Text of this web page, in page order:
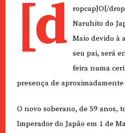
[d
ropcap]O[/
Naruhito do
Maio devido à
seu pai, será
feira numa
presença de
O novo soberano, de 59 anos,
Imperador do Japão em 1 de